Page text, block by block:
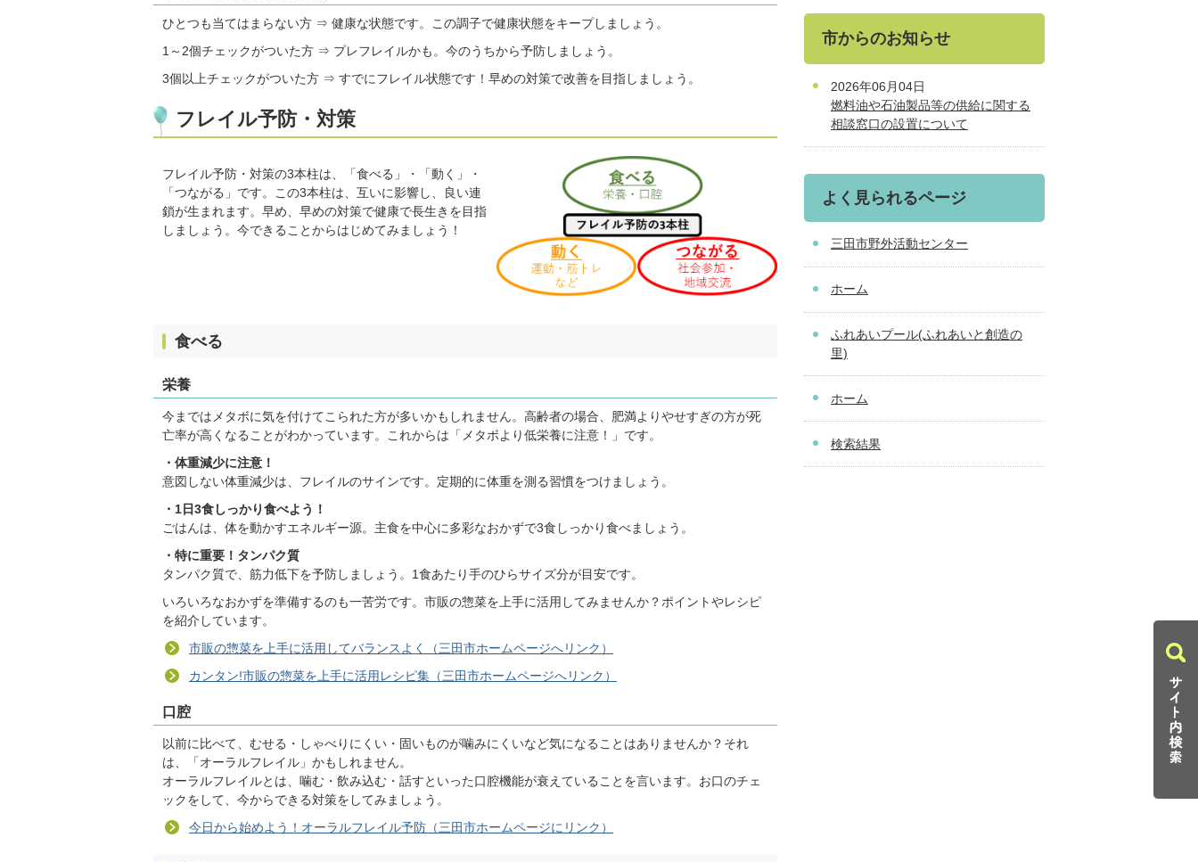
ひとつも当てはまらない方 ⇒ 健康な状態です。この調子で健康状態をキープしましょう。
1～2個チェックがついた方 ⇒ プレフレイルかも。今のうちから予防しましょう。
3個以上チェックがついた方 ⇒ すでにフレイル状態です！早めの対策で改善を目指しましょう。
フレイル予防・対策
フレイル予防・対策の3本柱は、「食べる」・「動く」・
「つながる」です。この3本柱は、互いに影響し、良い連
鎖が生まれます。早め、早めの対策で健康で長生きを目指
しましょう。今できることからはじめてみましょう！
食べる
栄養
今まではメタボに気を付けてこられた方が多いかもしれません。高齢者の場合、肥満よりやせすぎの方が死
亡率が高くなることがわかっています。これからは「メタボより低栄養に注意！」です。
・体重減少に注意！
意図しない体重減少は、フレイルのサインです。定期的に体重を測る習慣をつけましょう。
・1日3食しっかり食べよう！
ごはんは、体を動かすエネルギー源。主食を中心に多彩なおかずで3食しっかり食べましょう。
・特に重要！タンパク質
タンパク質で、筋力低下を予防しましょう。1食あたり手のひらサイズ分が目安です。
いろいろなおかずを準備するのも一苦労です。市販の惣菜を上手に活用してみませんか？ポイントやレシピ
を紹介しています。
市販の惣菜を上手に活用してバランスよく（三田市ホームページへリンク）
カンタン!市販の惣菜を上手に活用レシピ集（三田市ホームページへリンク）
口腔
以前に比べて、むせる・しゃべりにくい・固いものが噛みにくいなど気になることはありませんか？それ
は、「オーラルフレイル」かもしれません。
オーラルフレイルとは、噛む・飲み込む・話すといった口腔機能が衰えていることを言います。お口のチェ
ックをして、今からできる対策をしてみましょう。
今日から始めよう！オーラルフレイル予防（三田市ホームページにリンク）
市からのお知らせ
2026年06月04日
燃料油や石油製品等の供給に関する
相談窓口の設置について
よく見られるページ
三田市野外活動センター
ホーム
ふれあいプール(ふれあいと創造の
里)
ホーム
検索結果